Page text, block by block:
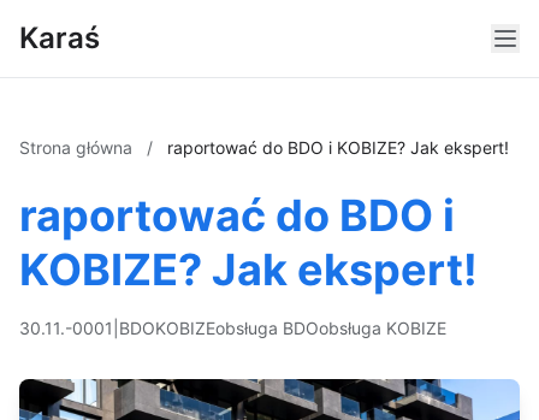
Karaś
Strona główna / raportować do BDO i KOBIZE? Jak ekspert!
raportować do BDO i
KOBIZE? Jak ekspert!
30.11.-0001 BDOKOBIZEobsługa BDOobsługa KOBIZE